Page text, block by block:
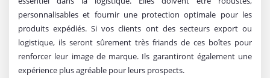
personnalisables et fournir une protection optimale pour les
produits expédiés. Si vos clients ont des secteurs export ou
logistique, ils seront sûrement très friands de ces boîtes pour
renforcer leur image de marque. Ils garantiront également une
expérience plus agréable pour leurs prospects.